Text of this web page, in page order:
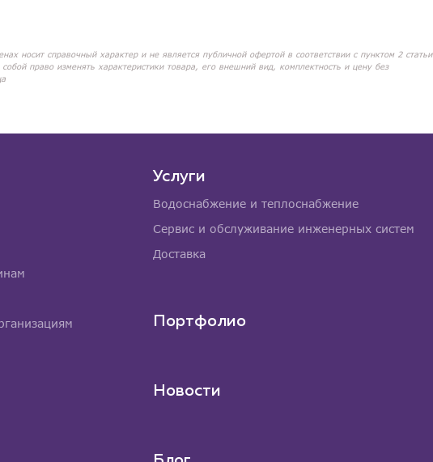
носит справочный характер и не является публичной офертой в соответствии с пунктом 2 статьи
право изменять характеристики товара, его внешний вид, комплектность и цену без
Услуги
Водоснабжение и теплоснабжение
Сервис и обслуживание инженерных систем
Доставка
Портфолио
Новости